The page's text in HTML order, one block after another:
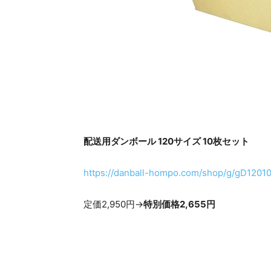
配送用ダンボール 120サイズ 10枚セット
https://danball-hompo.com/shop/g/
定価2,950円→特別価格2,655円